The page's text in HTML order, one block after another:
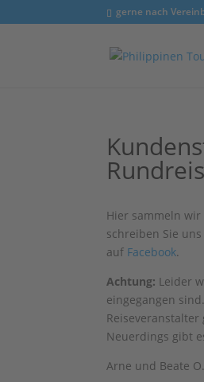
gerne nach
Hier sammeln
schreiben Sie
auf Facebook.
Achtung: Leider
eingegangen
Neuerdings gibt
Arne und Beate